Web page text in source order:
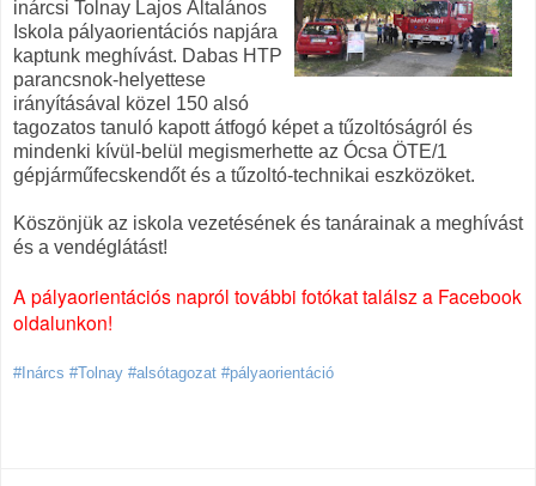
inárcsi Tolnay Lajos Általános
Iskola pályaorientációs napjára
kaptunk meghívást. Dabas HTP
parancsnok-helyettese
irányításával közel 150 alsó
tagozatos tanuló kapott átfogó képet a tűzoltóságról és
mindenki kívül-belül megismerhette az Ócsa ÖTE/1
gépjárműfecskendőt és a tűzoltó-technikai eszközöket.
Köszönjük az iskola vezetésének és tanárainak a meghívást
és a vendéglátást!
A pályaorientációs napról további fotókat találsz a Facebook
oldalunkon!
#Inárcs #Tolnay #alsótagozat #pályaorientáció